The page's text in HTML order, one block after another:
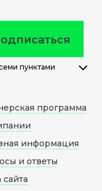
пунктами
программа
информация
и ответы
сайта